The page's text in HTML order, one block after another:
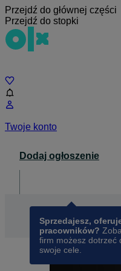
Przejdź do głównej części
Przejdź do stopki
Twoje konto
Dodaj ogłoszenie
Sprzedajesz,
pracowników?
firm możesz dotrzeć
swoje cele.